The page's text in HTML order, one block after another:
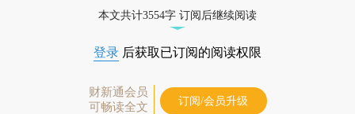
本文共计3554字 订阅后继续阅读
登录 后获取已订阅的阅读权限
财新通会员
可畅读全文
订阅/会员升级